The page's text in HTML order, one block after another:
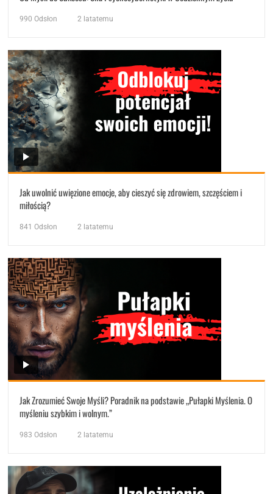
990 Odsłon 2 latatemu
Jak uwolnić uwięzione emocje, aby cieszyć się zdrowiem, szczęściem i
miłością?
841 Odsłon 2 latatemu
Jak Zrozumieć Swoje Myśli? Poradnik na podstawie „Pułapki Myślenia. O
myśleniu szybkim i wolnym.”
983 Odsłon 2 latatemu